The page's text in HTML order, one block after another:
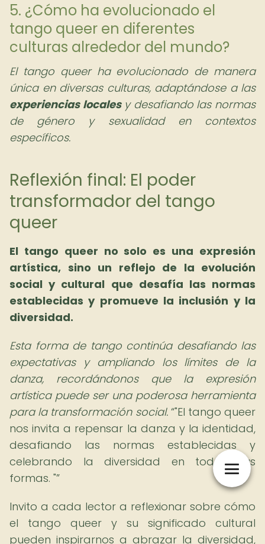
5. ¿Cómo ha evolucionado el
tango queer en diferentes
culturas alrededor del mundo?
El tango queer ha evolucionado de manera
única en diversas culturas, adaptándose a las
experiencias localesy desafiando las normas
de género y sexualidad en contextos
específicos.
Reflexión final: El poder
transformador del tango
queer
El tango queer no solo es una expresión
artística, sino un reflejo de la evolución
social y cultural que desafía las normas
establecidas y promueve la inclusión y la
diversidad.
Esta forma de tango continúa desafiando las
expectativas y ampliando los límites de la
danza, recordándonos que la expresión
artística puede ser una poderosa herramienta
para la transformación social. "El tango queer
nos invita a repensar la danza y la identidad,
desafiando las normas establecidas y
celebrando la diversidad en todas sus
formas. "
Invito a cada lector a reflexionar sobre cómo
el tango queer y su significado cultural
pueden inspirarnos a abrazar la diversidad,